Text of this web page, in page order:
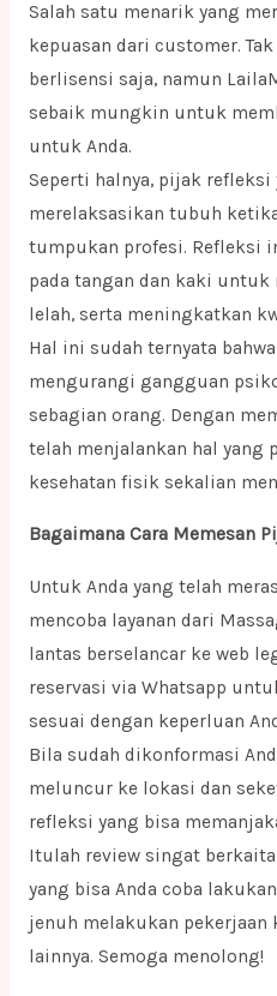
Salah satu menarik yang
kepuasan dari customer.
berlisensi saja, namun
sebaik mungkin untuk
untuk Anda.
Seperti halnya, pijak
merelaksasikan tubuh
tumpukan profesi. Refleksi
pada tangan dan kaki untuk
lelah, serta meningkatkan
Hal ini sudah ternyata
mengurangi gangguan
sebagian orang. Dengan
telah menjalankan hal yang
kesehatan fisik sekalian
Bagaimana Cara Memesan
Untuk Anda yang telah
mencoba layanan dari
lantas berselancar ke web
reservasi via Whatsapp
sesuai dengan keperluan
Bila sudah dikonformasi
meluncur ke lokasi dan
refleksi yang bisa
Itulah review singat
yang bisa Anda coba
jenuh melakukan
lainnya. Semoga menolong!